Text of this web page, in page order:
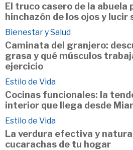
El truco casero de la abuela
hinchazón de los ojos y lucir
Bienestar y Salud
Caminata del granjero:
grasa y qué músculos
ejercicio
Estilo de Vida
Cocinas funcionales: la
interior que llega desde
Estilo de Vida
La verdura efectiva y
cucarachas de tu hogar